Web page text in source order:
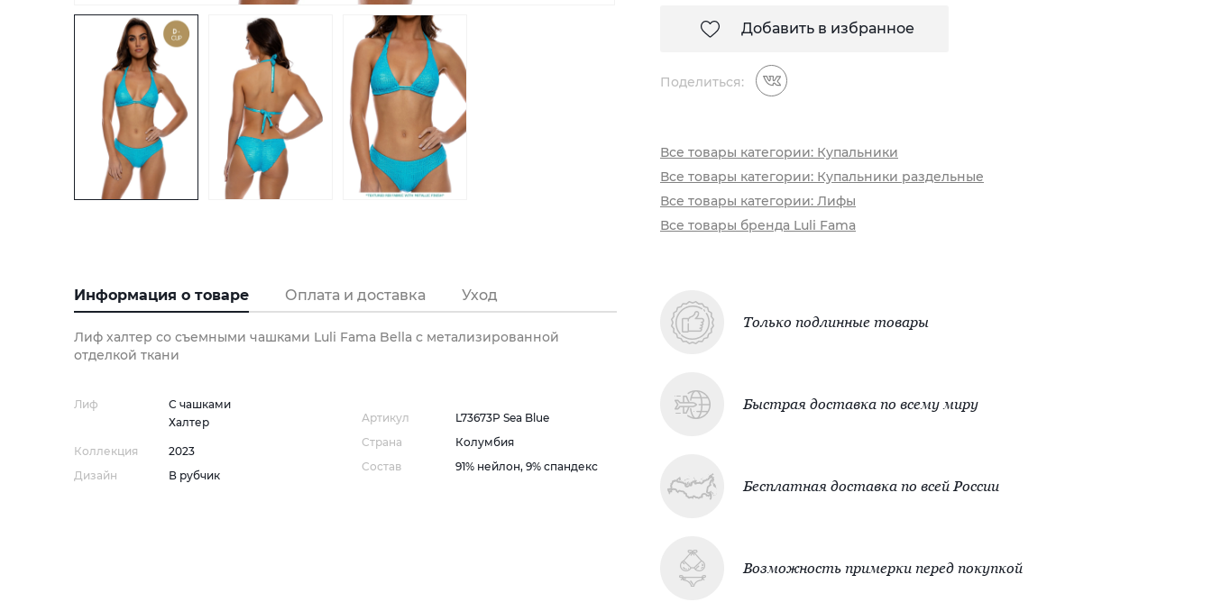
Информация о товаре Оплата и доставка Уход
Лиф халтер со съемными чашками Luli Fama Bella с метализированной
отделкой ткани
Лиф
С чашками
Халтер
Коллекция
2023
Дизайн
В рубчик
Артикул
L73673P Sea Blue
Страна
Колумбия
Состав
91% нейлон, 9% спандекс
Добавить в избранное
Поделиться:
Все товары категории: Купальники
Все товары категории: Купальники раздельные
Все товары категории: Лифы
Все товары бренда Luli Fama
Только подлинные товары
Быстрая доставка по всему миру
Бесплатная доставка по всей России
Возможность примерки перед покупкой